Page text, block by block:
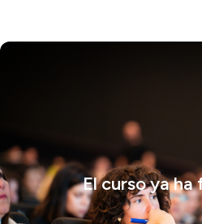
El curso ya ha